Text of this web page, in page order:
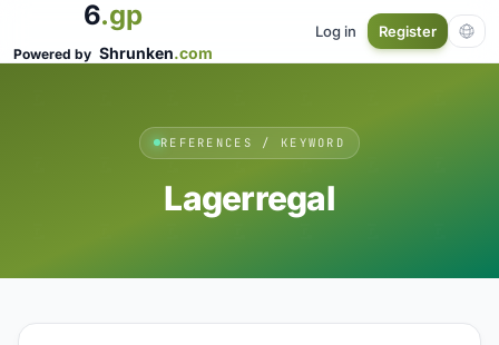
6.gp
Powered by Shrunken.com
Log in Register
REFERENCES / KEYWORD
Lagerregal